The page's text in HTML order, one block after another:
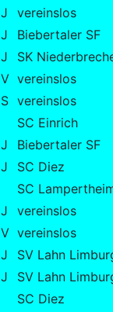
J
vereinslos
J
Biebertaler SF
J
SK
V vereinslos
S vereinslos
SC Einrich
J
Biebertaler SF
J
SC Diez
SC
J
vereinslos
V vereinslos
J
SV Lahn
J
SV Lahn
SC Diez